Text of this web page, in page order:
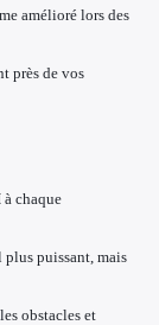
amélioré lors des
près de vos
chaque
puissant, mais
obstacles et